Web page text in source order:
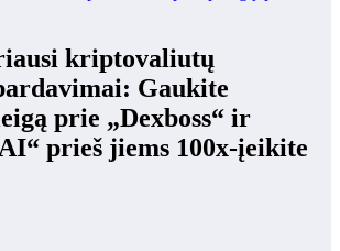
kriptovaliutų
Gaukite
prie „Dexboss“ ir
prieš jiems 100x-įeikite